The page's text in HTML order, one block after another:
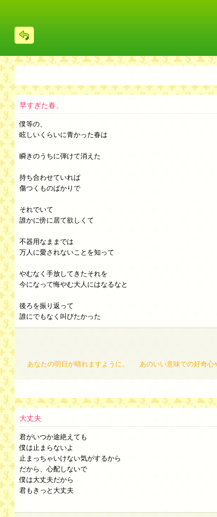
る
早すぎた春、
僕等の、
眩しいくらいに青かった春は
瞬きのうちに弾けて消えた
持ち合わせていれば
傷つくものばかりで
それでいて
誰かに傍に居て欲しくて
不器用なままでは
万人に愛されないことを知って
やむなく手放してきたそれを
今になって悔やむ大人にはなるなと
後ろを振り返って
誰にでもなく叫びたかった
あなたの明日が晴れますように。 あのいい意味での好奇心
大丈夫
君がいつか途絶えても
僕は止まらないよ
止まっちゃいけない気がするから
だから、心配しないで
僕は大丈夫だから
君もきっと大丈夫